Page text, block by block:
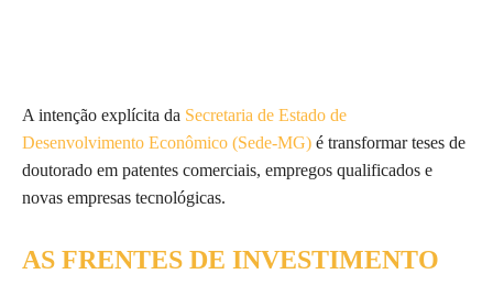
A intenção explícita da Secretaria de Estado de
Desenvolvimento Econômico (Sede-MG) é transformar teses de
doutorado em patentes comerciais, empregos qualificados e
novas empresas tecnológicas.
AS FRENTES DE INVESTIMENTO